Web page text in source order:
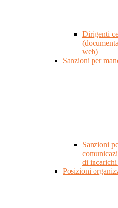
Dirigenti
web)
Sanzioni per
Sanzioni
di
Posizioni